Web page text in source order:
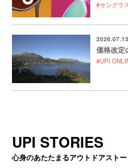
#サングラ
2026.07.13
価格改定
#UPI
UPI STORIES
心身のあたたまるアウトドアスト